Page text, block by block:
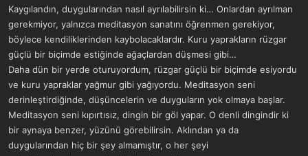
Kaygılandın, duygularından nasıl ayrılabilirsin ki… Onlardan ayrılman
gerekmiyor, yalnızca meditasyon sanatını öğrenmen gerekiyor,
böylece kendiliklerinden kaybolacaklardır. Kuru yaprakların rüzgar
güçlü bir biçimde estiğinde ağaçlardan düşmesi gibi…
Daha dün bir yerde oturuyordum, rüzgar güçlü bir biçimde esiyordu
ve kuru yapraklar yağmur gibi yağıyordu. Meditasyon seni
derinleştirdiğinde, düşüncelerin ve duyguların yok olmaya başlar.
Meditasyon seni kıpırtısız, dingin bir göl yapar. O denli dingindir ki
bir aynaya benzer, yüzünü görebilirsin. Aklından ya da
duygularından hiç bir şey almamıştır, o her şeyi